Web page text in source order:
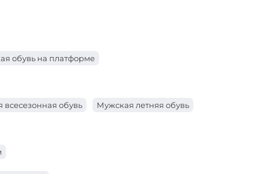
обувь на платформе
всесезонная обувь Мужская летняя обувь